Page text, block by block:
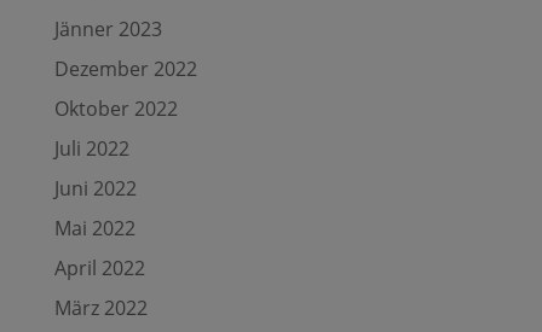
Jänner 2023
Dezember 2022
Oktober 2022
Juli 2022
Juni 2022
Mai 2022
April 2022
März 2022